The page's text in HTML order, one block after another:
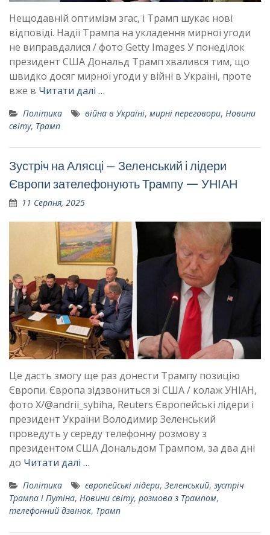
Нещодавній оптимізм згас, і Трамп шукає нові
відповіді. Надії Трампа на укладення мирної угоди
не виправдалися / фото Getty Images У понеділок
президент США Дональд Трамп хвалився тим, що
швидко досяг мирної угоди у війні в Україні, проте
вже в Читати далі …
Політика війна в Україні, мирні переговори, Новини
світу, Трамп
Зустріч на Алясці – Зеленський і лідери
Європи зателефонують Трампу — УНІАН
11 Серпня, 2025
Це дасть змогу ще раз донести Трампу позицію
Європи. Європа зідзвониться зі США / колаж УНІАН,
фото X/@andrii_sybiha, Reuters Європейські лідери і
президент України Володимир Зеленський
проведуть у середу телефонну розмову з
президентом США Дональдом Трампом, за два дні
до Читати далі …
Політика європейські лідери, Зеленський, зустріч
Трампа і Путіна, Новини світу, розмова з Трампом,
телефонний дзвінок, Трамп